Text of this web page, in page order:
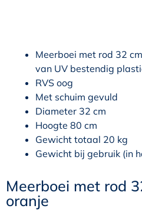
Meerboei met rod 32
van UV bestendig
RVS oog
Met schuim gevuld
Diameter 32 cm
Hoogte 80 cm
Gewicht totaal 20 kg
Gewicht bij gebruik (in
Meerboei met rod
oranje